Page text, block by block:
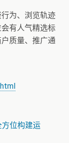
为、浏览轨迹
有人气精选标
质量、推广通
位构建运